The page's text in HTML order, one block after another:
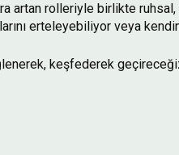
artan rolleriyle birlikte
erteleyebiliyor veya
keşfederek